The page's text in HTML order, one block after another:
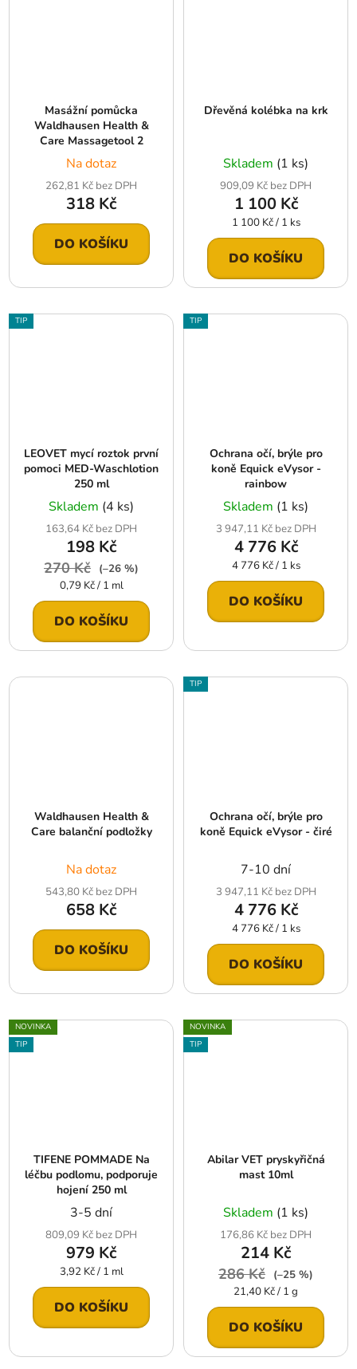
Masážní pomůcka
Waldhausen Health &
Care Massagetool 2
Na dotaz
262,81 Kč bez DPH
318 Kč
DO KOŠÍKU
Dřevěná kolébka na krk
Skladem (1 ks)
909,09 Kč bez DPH
1 100 Kč
Měrná
cena:
1 100 Kč / 1 ks
DO KOŠÍKU
TIP
LEOVET mycí roztok první
pomoci MED-Waschlotion
250 ml
Skladem (4 ks)
163,64 Kč bez DPH
198 Kč
270 Kč
(–26 %)
Měrná
cena:
0,79 Kč / 1 ml
DO KOŠÍKU
TIP
Ochrana očí, brýle pro
koně Equick eVysor -
rainbow
Skladem (1 ks)
3 947,11 Kč bez DPH
4 776 Kč
Měrná
cena:
4 776 Kč / 1 ks
DO KOŠÍKU
Waldhausen Health &
Care balanční podložky
Na dotaz
543,80 Kč bez DPH
658 Kč
DO KOŠÍKU
TIP
Ochrana očí, brýle pro
koně Equick eVysor - čiré
7-10 dní
3 947,11 Kč bez DPH
4 776 Kč
Měrná
cena:
4 776 Kč / 1 ks
DO KOŠÍKU
NOVINKA
TIP
TIFENE POMMADE Na
léčbu podlomu, podporuje
hojení 250 ml
3-5 dní
809,09 Kč bez DPH
979 Kč
Měrná
cena:
3,92 Kč / 1 ml
DO KOŠÍKU
NOVINKA
TIP
Abilar VET pryskyřičná
mast 10ml
Skladem (1 ks)
176,86 Kč bez DPH
214 Kč
286 Kč
(–25 %)
Měrná
cena:
21,40 Kč / 1 g
DO KOŠÍKU